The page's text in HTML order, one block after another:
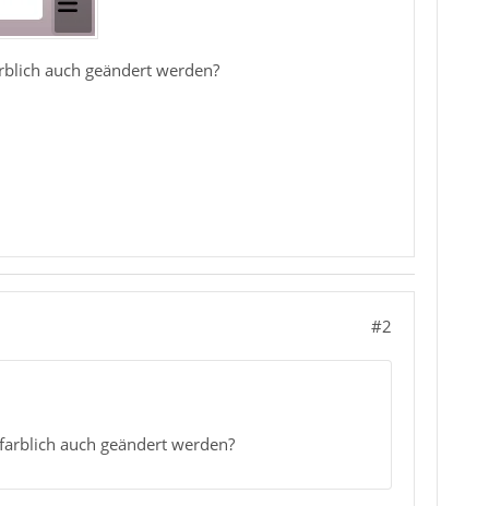
auch geändert werden?
#2
auch geändert werden?